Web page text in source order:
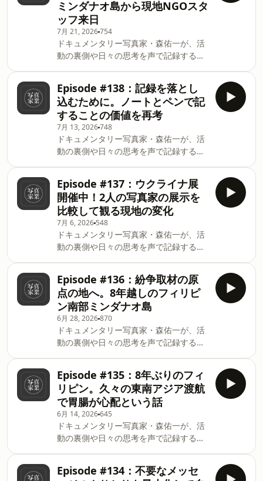
subscribers or get access to bonus
episodes, visit
yuichimori.substack.com/subscrib
地で見てきたリアリティを写真や文章で
記録しています。✉️ ニュースレターサイ
ト今回の見出し* 【9月2〜5日開催】フ
ォトジャーナリズム展三重 2026 in 津リ
ージョンプラザ* ポッドキャスト配信を
続けるために* 継続するためのハードル
を下げる工夫* 週一配信の習慣化が継続
の鍵* 最低限の音質や聞きやすさを確保*
音声メディアの価値を再確認 This is a
public episode. If you'd like to discuss
this with other subscribers or get
access to bo
ミンダナオ島から現地NGOスタ
ッフ来日
7月 21, 2026754
ドキュメンタリー写真家・森佑一が、活
動の裏側や日々の思考を声で記録するポ
で配信中。🎙️ Spotify・Apple Podcasts・
Substack Podcastニュースレターでは、
中東を始め世界各地の紛争地を巡り、現
地で見てきたリアリティを写真や文章で
記録しています。✉️ ニュースレターサイ
ト今回の見出し* ミンダナオ島マラウィ
のNGOメンバー来日* ムスリムコミュニ
ティやハラールショップ探し* 13人の大
所帯で電車移動はカオス* フィリピンの
パサロボン（お土産）文化* マラウィの
人々と交流を深めた数日間 This is a
public episode. If you'd like to discuss
this with other subscribers or get
access to bonus episodes, visit yuich
Episode #138：記録を落とし
込むために。ノートとペンで記
することの価値を再考
7月 13, 2026748
ドキュメンタリー写真家・森佑一が、活
動の裏側や日々の思考を声で記録するポ
Substack Podcastニュースレターでは、
中東を始め世界各地の紛争地を巡り、現
地で見てきたリアリティを写真や文章で
記録しています。✉️ ニュースレターサイ
ト今回の見出し* 8月8〜23日開催！国境
なき医師団 JOURNEY TO YEMEN* トウ
キョウドキュメンタリーフォト 2026 無
事終了* ポッドキャスト日曜配信から不
定期配信へ* ノートとペンで記録するこ
との価値* 記録を自身に落とし込む作業*
外部記録メディアを多用することの弊害
This is a public episode. If you'd like
to discuss this with other subscribers
or get a
Episode #137：ウクライナ展
開催中！2人の写真家の展示を
比較して観る現地の変化
7月 6, 2026 548
ドキュメンタリー写真家・森佑一が、活
動の裏側や日々の思考を声で記録するポ
で配信中。🎙️ Spotify・Apple Podcasts・
Substack Podcastニュースレターでは、
中東を始め世界各地の紛争地を巡り、現
地で見てきたリアリティを写真や文章で
記録しています。✉️ ニュースレターサイ
ト今回の見出し* 7月3〜12日開催！トウ
キョウドキメンタリーフォト2026* ウク
ライナ展示内容紹介* 龍神孝介さんが見
たウクライナ* 数年経過した現地の変化
について* 活動領域を限定するフェーズ
に This is a public episode. If you'd
like to discuss this with other
subscribers or get access to bonus
episodes, visit yuichimori.sub
Episode #136：紛争取材の原
点の地へ。8年越しのフィリピ
ン南部ミンダナオ島
6月 28, 2026870
ドキュメンタリー写真家・森佑一が、活
動の裏側や日々の思考を声で記録するポ
Spotify・Apple Podcasts・Substack
Podcastニュースレターでは、中東を中
心に世界各地の紛争地を巡り、現地で見
てきたリアリティを写真や文で記録して
います。✉️ ニュースレターサイト今回の
見出し* 7月3〜12日開催！トウキョウド
キメンタリーフォト2026* 現地で飲み過
ぎて配信を失念* マニラ留学とマラウィ
の戦い* 40年に渡る内戦の歴史* 8年越し
のミンダナオ島取材 This is a public
Episode #135：8年ぶりのフィ
リピン。久々の東南アジア渡航
で胃腸が心配という話
6月 14, 2026645
ドキュメンタリー写真家・森佑一が、活
動の裏側や日々の思考を声で記録するポ
Podcastニュースレターでは、中東を中
Episode #134：不要なメッセ